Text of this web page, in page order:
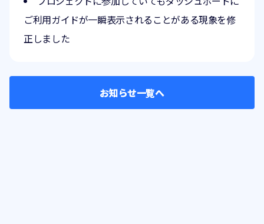
ご利用ガイドが一瞬表示されることがある現象を修
正しました
お知らせ一覧へ